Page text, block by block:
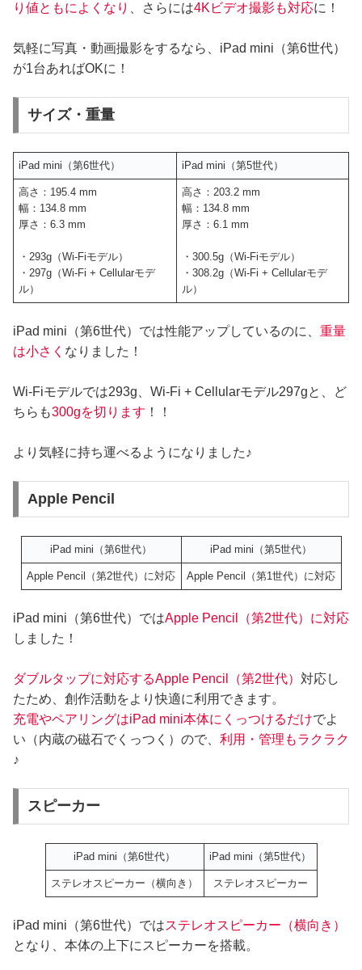
り値ともによくなり
、さらには4Kビデオ撮影も対応に！
気軽に写真・動画撮影をするなら、iPad mini（第6世代）
が1台あればOKに！
サイズ・重量
iPad mini（第6世代） iPad mini（第5世代）
高さ：195.4 mm
幅：134.8 mm
厚さ：6.3 mm
・293g（Wi-Fiモデル）
・297g（Wi-Fi + Cellularモデ
ル）
高さ：203.2 mm
幅：134.8 mm
厚さ：6.1 mm
・300.5g（Wi-Fiモデル）
・308.2g（Wi-Fi + Cellularモデ
ル）
iPad mini（第6世代）では性能アップしているのに、 重量
は小さく なりました！
Wi-Fiモデルでは293g、Wi-Fi + Cellularモデル297gと、ど
ちらも300gを切ります ！！
より気軽に持ち運べるようになりました♪
Apple Pencil
iPad mini（第6世代） iPad mini（第5世代）
Apple Pencil（第2世代）に対応 Apple Pencil（第1世代）に対応
iPad mini（第6世代）ではApple Pencil（第2世代）に対応
しました！
ダブルタップに対応するApple Pencil（第2世代） 対応し
たため、創作活動をより快適に利用できます。
充電やペアリングはiPad mini本体にくっつけるだけでよ
い（内蔵の磁石でくっつく）ので、 利用・管理もラクラク
♪
スピーカー
iPad mini（第6世代） iPad mini（第5世代）
ステレオスピーカー（横向き） ステレオスピーカー
iPad mini（第6世代）ではステレオスピーカー（横向き）
となり、本体の上下にスピーカーを搭載。